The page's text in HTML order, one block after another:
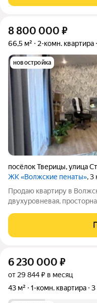
8 800 000 ₽
66,5 м² 2-комн. квартира
новостройка
посёлок Тверицы,улица
ЖК «Волжские пенаты», 3
Продаю квартиру в
двухуровневая,
угловая, с окнами с
парковочным местом. В
6 230 000 ₽
от 29 844 ₽ в месяц
43 м²
1-комн. квартира 3